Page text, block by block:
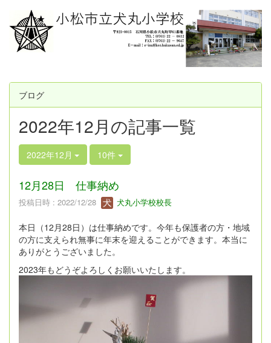
ブログ
2022年12月の記事一覧
2022年12月 10件
12月28日 仕事納め
投稿日時 : 2022/12/28 犬丸小学校校長
本日（12月28日）は仕事納めです。今年も保護者の方・地域
の方に支えられ無事に年末を迎えることができます。本当に
ありがとうございました。
2023年もどうぞよろしくお願いいたします。